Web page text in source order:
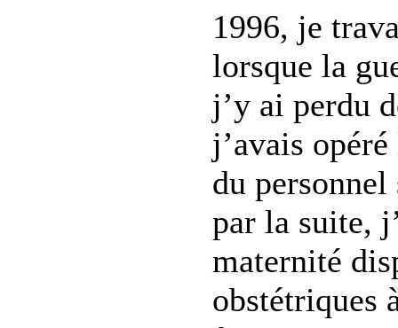
1996, je
lorsque la
j’y ai perdu
j’avais
du
par la suite,
maternité
obstétriques